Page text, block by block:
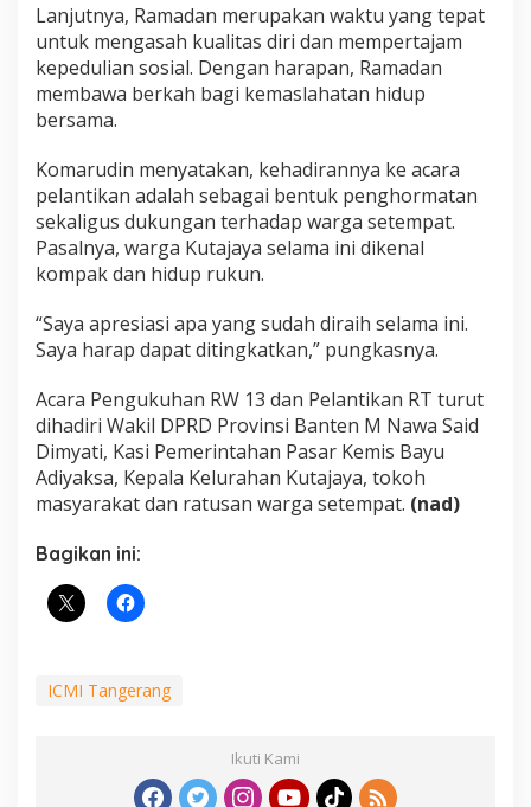
Lanjutnya, Ramadan merupakan waktu yang tepat
untuk mengasah kualitas diri dan mempertajam
kepedulian sosial. Dengan harapan, Ramadan
membawa berkah bagi kemaslahatan hidup
bersama.
Komarudin menyatakan, kehadirannya ke acara
pelantikan adalah sebagai bentuk penghormatan
sekaligus dukungan terhadap warga setempat.
Pasalnya, warga Kutajaya selama ini dikenal
kompak dan hidup rukun.
“Saya apresiasi apa yang sudah diraih selama ini.
Saya harap dapat ditingkatkan,” pungkasnya.
Acara Pengukuhan RW 13 dan Pelantikan RT turut
dihadiri Wakil DPRD Provinsi Banten M Nawa Said
Dimyati, Kasi Pemerintahan Pasar Kemis Bayu
Adiyaksa, Kepala Kelurahan Kutajaya, tokoh
masyarakat dan ratusan warga setempat. (nad)
Bagikan ini:
ICMI Tangerang
Ikuti Kami